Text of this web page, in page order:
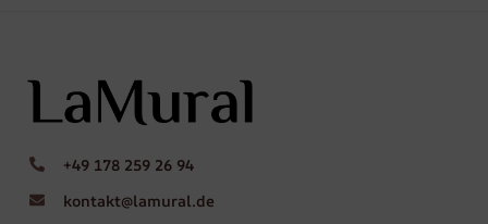
+49 178 259 26 94
kontakt@lamural.de